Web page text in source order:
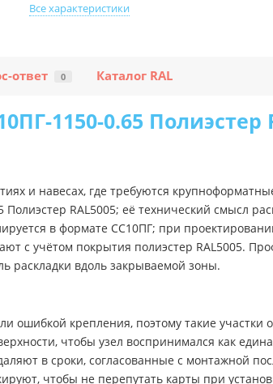
Все характеристики
ответ 0 Каталог RAL
1150-0.65 Полиэстер
и навесах, где требуются
RAL5005; её технический смысл
в формате СС10ПГ; при
с учётом покрытия полиэстер RAL5005.
раскладки вдоль закрываемой зоны.
ошибкой крепления, поэтому такие
чтобы узел воспринимался как
в сроки, согласованные с монтажной
чтобы не перепутать карты при